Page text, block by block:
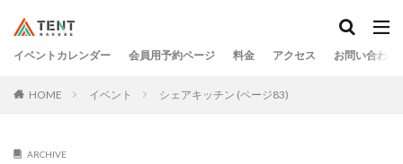
イベントカレンダー 会員用予約ページ 料金 アクセス お問い合わせ
HOME イベント シェアキッチン (ページ83)
ARCHIVE